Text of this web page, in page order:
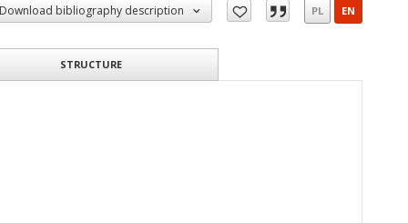
Download bibliography description PL EN
STRUCTURE